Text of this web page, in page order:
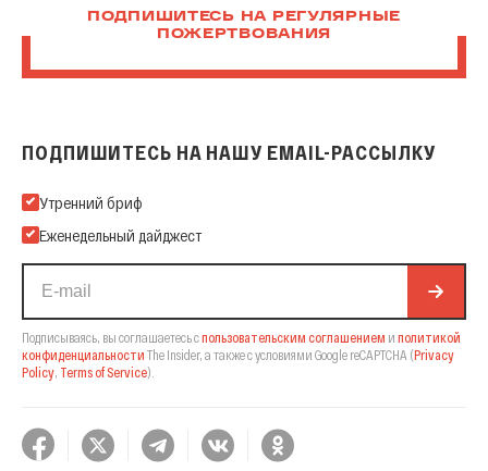
ПОДПИШИТЕСЬ НА РЕГУЛЯРНЫЕ
ПОЖЕРТВОВАНИЯ
ПОДПИШИТЕСЬ НА НАШУ EMAIL-РАССЫЛКУ
Подпишитесь на нашу Email-рассылку
Утренний бриф
Еженедельный дайджест
Подписываясь, вы соглашаетесь спользовательским соглашением и политикой
конфиденциальности The Insider, а также с условиями Google reCAPTCHA (Privacy
Policy Terms of Service).